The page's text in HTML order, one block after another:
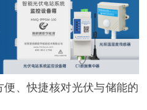
、快捷核对光伏与储能的